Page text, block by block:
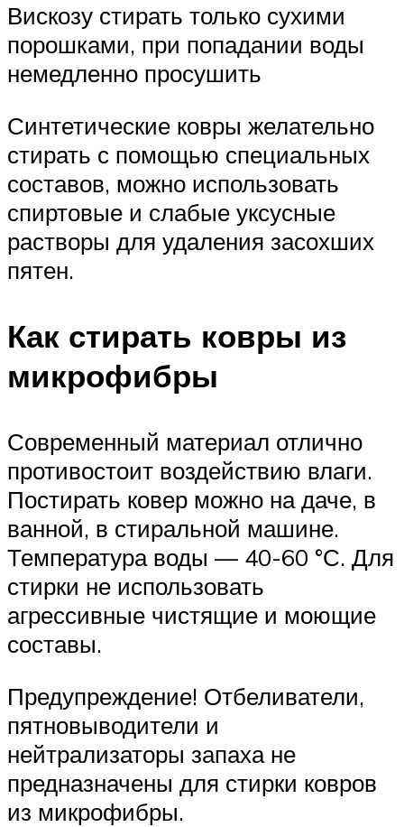
Вискозу стирать только сухими
порошками, при попадании воды
немедленно просушить
Синтетические ковры желательно
стирать с помощью специальных
составов, можно использовать
спиртовые и слабые уксусные
растворы для удаления засохших
пятен.
Как стирать ковры из
микрофибры
Современный материал отлично
противостоит воздействию влаги.
Постирать ковер можно на даче, в
ванной, в стиральной машине.
Температура воды — 40-60 °С. Для
стирки не использовать
агрессивные чистящие и моющие
составы.
Предупреждение! Отбеливатели,
пятновыводители и
нейтрализаторы запаха не
предназначены для стирки ковров
из микрофибры.